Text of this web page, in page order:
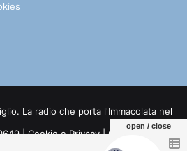
La radio che porta l'Immacolata nel
|Cookie e Privacy| Credits:
open / close